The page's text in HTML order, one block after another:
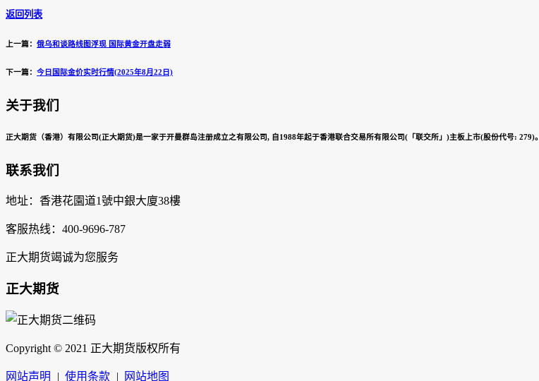
返回列表
上一篇： 俄乌和谈路线图浮现 国际黄金开盘走弱
下一篇： 今日国际金价实时行情(2025年8月22日)
关于我们
正大期货（香港）有限公司(正大期货)是一家于开曼群岛注册成立之有限公司, 自1988年起于香港联合交易所有限公司(「联交所」)主板上市(股份代号: 279)。
联系我们
地址：香港花園道1號中銀大廈38樓
客服热线：400-9696-787
正大期货竭诚为您服务
正大期货
Copyright © 2021 正大期货版权所有
网站声明 | 使用条款 | 网站地图